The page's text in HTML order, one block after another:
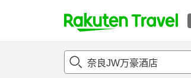
t
p
概况 客房及住宿套餐评论设施